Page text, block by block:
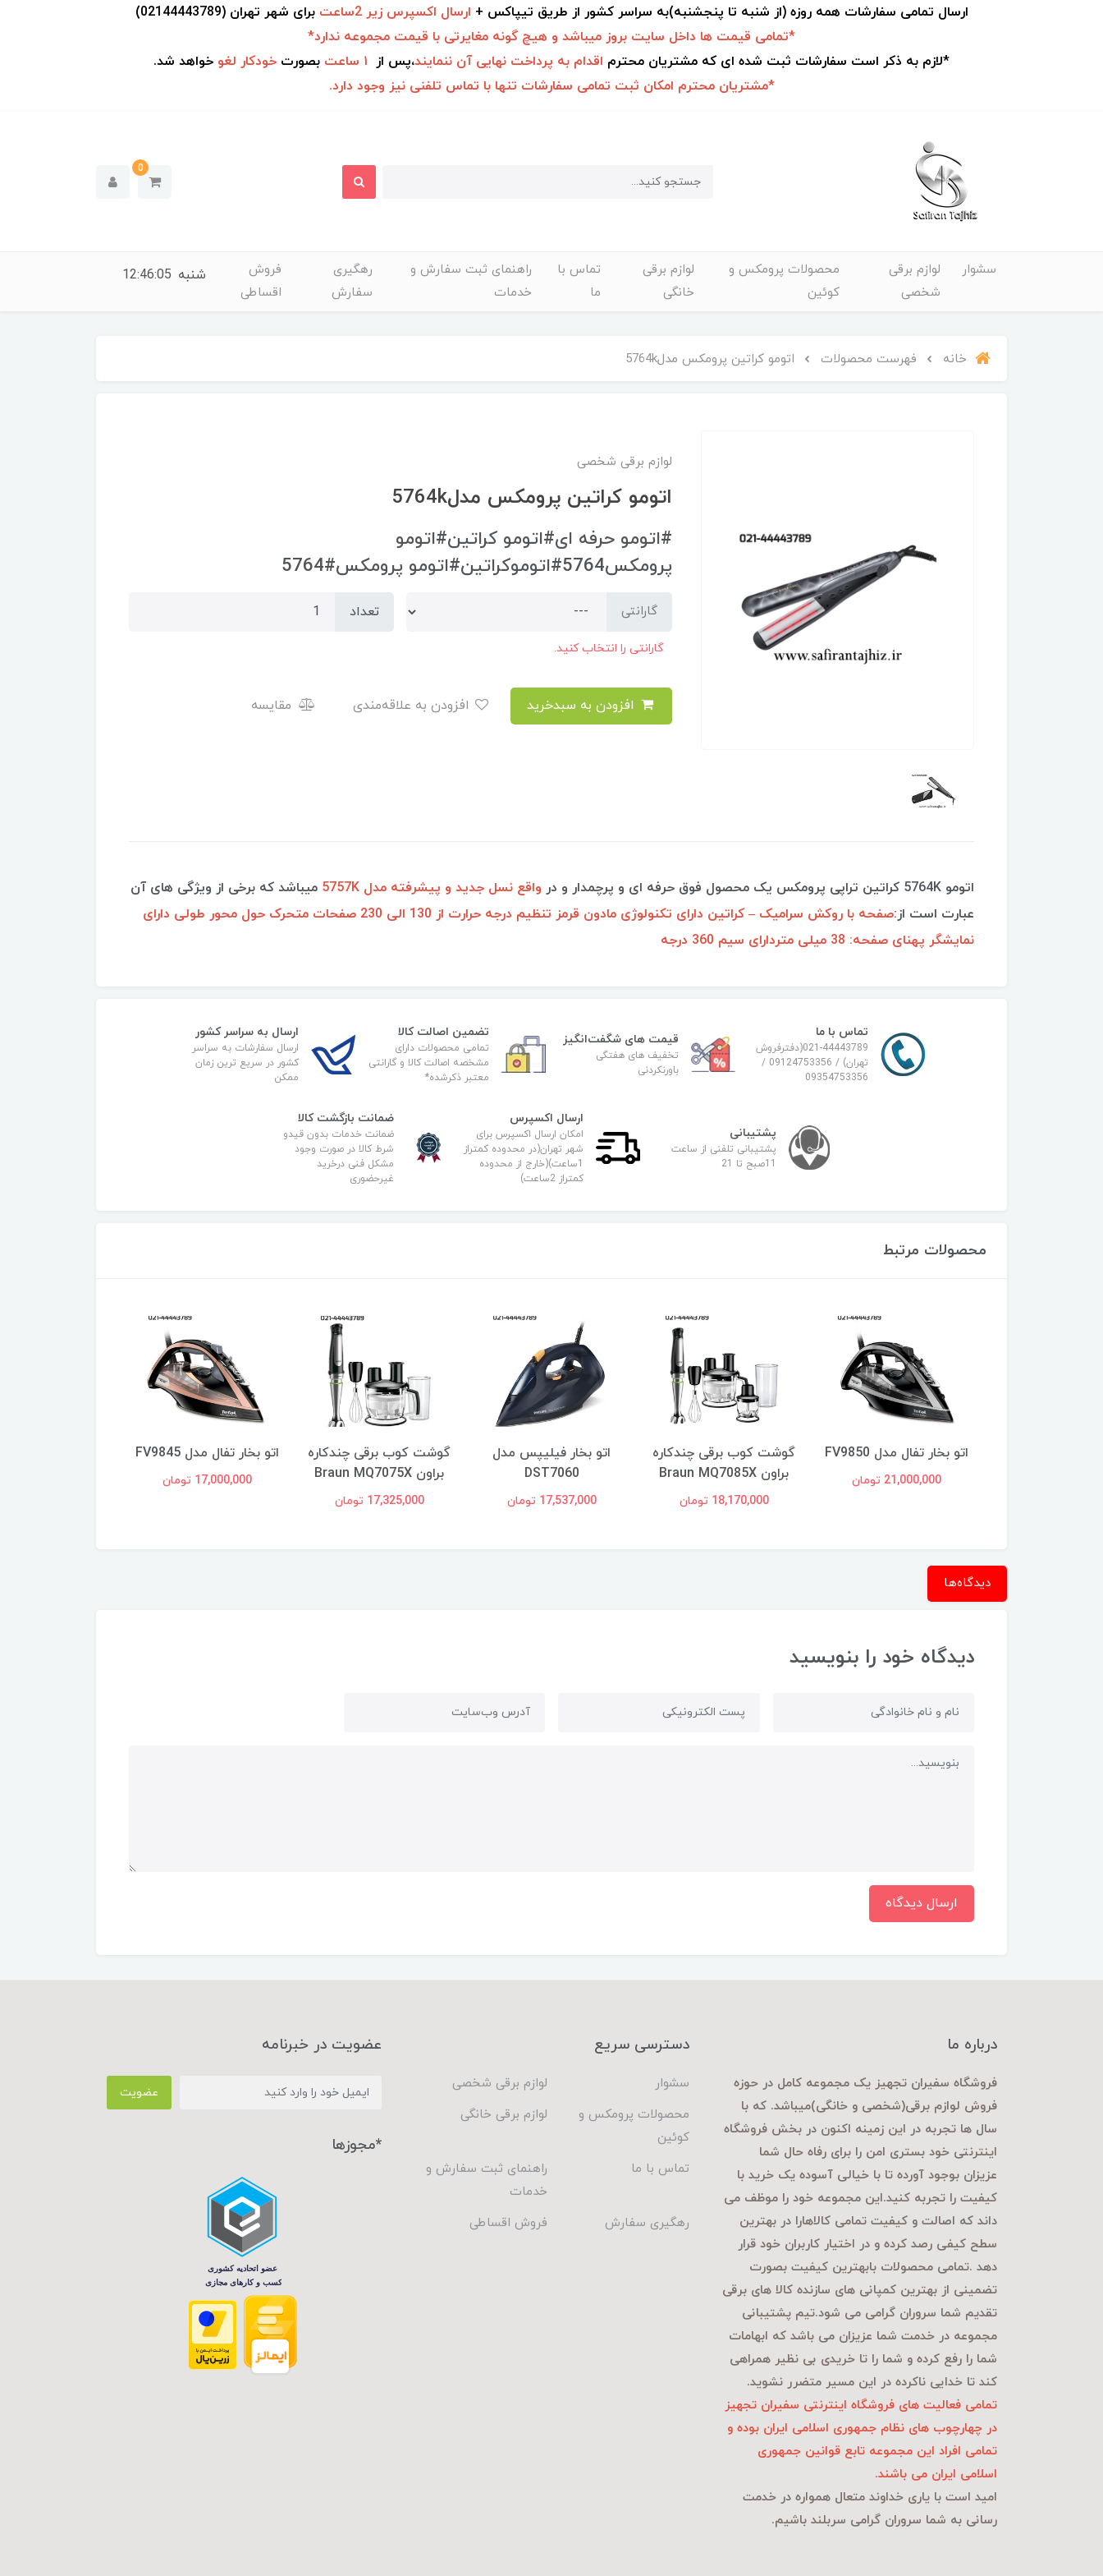
ارسال تمامی سفارشات همه روزه (از شنبه تا پنجشنبه)به سراسر کشور از طریق تیپاکس + ارسال اکسپرس زیر 2ساعت برای شهر تهران (02144443789)
*تمامی قیمت ها داخل سایت بروز میباشد و هیچ گونه مغایرتی با قیمت مجموعه ندارد*
*لازم به ذکر است سفارشات ثبت شده ای که مشتریان محترم اقدام به پرداخت نهایی آن ننمایند،پس از بصورت خودکار لغو خواهد شد.
*مشتریان محترم امکان ثبت تمامی سفارشات تنها با تماس تلفنی نیز وجود دارد.
0
سشوار
لوازم برقی
شخصی
محصولات پرومکس و
کوئین
لوازم برقی
خانگی
تماس با
ما
راهنمای ثبت سفارش و
خدمات
رهگیری
سفارش
فروش
اقساطی
شنبه 12:46:06
خانه فهرست محصولات اتومو کراتین پرومکس مدل5764k
لوازم برقی شخصی
اتومو کراتین پرومکس مدل5764k
#اتومو حرفه ای#اتومو کراتین#اتومو
پرومکس5764#اتوموکراتین#اتومو پرومکس#5764
گارانتی
گارانتی را انتخاب کنید.
تعداد
مقایسه
اتومو 5764K کراتین تراپی پرومکس یک محصول فوق حرفه ای و پرچمدار و در واقع نسل جدید و پیشرفته مدل 5757K
میباشد که برخی از ویژگی های آن
عبارت است از:
صفحه با روکش سرامیک – کراتین دارای تکنولوژی مادون قرمز تنظیم درجه حرارت از 130 الی 230 صفحات متحرک حول محور طولی دارای
نمایشگر پهنای صفحه: 38 میلی متردارای سیم 360 درجه
تماس با ما
021-44443789(دفترفروش
تهران) / 09124753356 /
09354753356
قیمت های شگفت‌انگیز
تخفیف های هفتگی
باورنکردنی
تضمین اصالت کالا
تمامی محصولات دارای
مشخصه اصالت کالا و گارانتی
معتبر ذکرشده*
ارسال به سراسر کشور
ارسال سفارشات به سراسر
کشور در سریع ترین زمان
ممکن
پشتیبانی
پشتیبانی تلفنی از ساعت
11صبح تا 21
ارسال اکسپرس
امکان ارسال اکسپرس برای
شهر تهران(در محدوده کمتراز
1ساعت)(خارج از محدوده
کمتراز 2ساعت)
ضمانت بازگشت کالا
ضمانت خدمات بدون قیدو
شرط کالا در صورت وجود
مشکل فنی درخرید
غیرحضوری
محصولات مرتبط
اتو بخار تفال مدل FV9850
21,000,000 تومان
گوشت کوب برقی چندکاره
براون Braun MQ7085X
18,170,000 تومان
اتو بخار فیلیپس مدل
DST7060
17,537,000 تومان
گوشت کوب برقی چندکاره
براون Braun MQ7075X
17,325,000 تومان
اتو بخار تفال مدل FV9845
17,000,000 تومان
دیدگاه‌ها
دیدگاه خود را بنویسید
ارسال دیدگاه
درباره ما
فروشگاه سفیران تجهیز یک مجموعه کامل در حوزه
فروش لوازم برقی(شخصی و خانگی)میباشد. که با
سال ها تجربه در این زمینه اکنون در بخش فروشگاه
اینترنتی خود بستری امن را برای رفاه حال شما
عزیزان بوجود آورده تا با خیالی آسوده یک خرید با
کیفیت را تجربه کنید.این مجموعه خود را موظف می
داند که اصالت و کیفیت تمامی کالاهارا در بهترین
سطح کیفی رصد کرده و در اختیار کاربران خود قرار
دهد .تمامی محصولات بابهترین کیفیت بصورت
تضمینی از بهترین کمپانی های سازنده کالا های برقی
تقدیم شما سروران گرامی می شود.تیم پشتیبانی
مجموعه در خدمت شما عزیزان می باشد که ابهامات
شما را رفع کرده و شما را تا خریدی بی نظیر همراهی
کند تا خدایی ناکرده در این مسیر متضرر نشوید.
تمامی فعالیت های فروشگاه اینترنتی سفیران تجهیز
در چهارچوب های نظام جمهوری اسلامی ایران بوده و
تمامی افراد این مجموعه تابع قوانین جمهوری
اسلامی ایران می باشند.
امید است با یاری خداوند متعال همواره در خدمت
رسانی به شما سروران گرامی سربلند باشیم.
دسترسی سریع
سشوار
لوازم برقی شخصی
محصولات پرومکس و
کوئین
لوازم برقی خانگی
تماس با ما
راهنمای ثبت سفارش و
خدمات
رهگیری سفارش
فروش اقساطی
عضویت در خبرنامه
عضویت
*مجوزها